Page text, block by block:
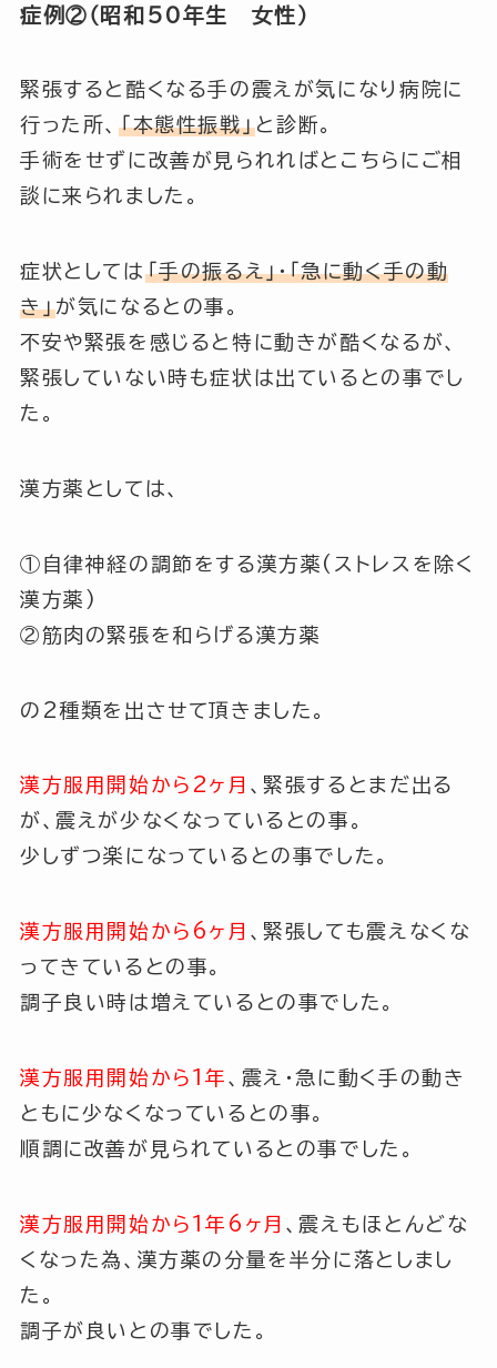
症例②（昭和50年生 女性）
緊張すると酷くなる手の震えが気になり病院に
行った所、
「本態性振戦」 と診断。
手術をせずに改善が見られればとこちらにご相
談に来られました。
症状としては 「手の振るえ」・「急に動く手の動
き」が気になるとの事。
不安や緊張を感じると特に動きが酷くなるが、
緊張していない時も症状は出ているとの事でし
た。
漢方薬としては、
①自律神経の調節をする漢方薬(ストレスを除く
漢方薬)
②筋肉の緊張を和らげる漢方薬
の2種類を出させて頂きました。
漢方服用開始から2ヶ月 、緊張するとまだ出る
が、震えが少なくなっているとの事。
少しずつ楽になっているとの事でした。
漢方服用開始から6ヶ月 、緊張しても震えなくな
ってきているとの事。
調子良い時は増えているとの事でした。
漢方服用開始から1年 、震え・急に動く手の動き
ともに少なくなっているとの事。
順調に改善が見られているとの事でした。
漢方服用開始から1年6ヶ月 、震えもほとんどな
くなった為、漢方薬の分量を半分に落としまし
た。
調子が良いとの事でした。